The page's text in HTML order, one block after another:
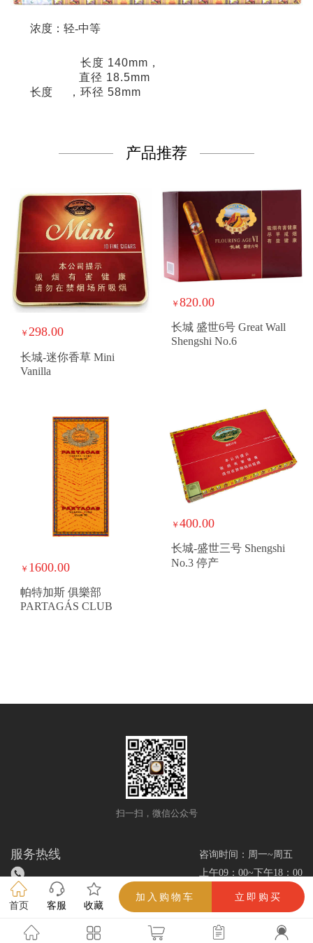
浓度：轻-中等
长度
长度 140mm，
直径 18.5mm
，环径 58mm
首页 客服 收藏
加入购物车 立即购买
产品推荐
￥ 298.00
长城-迷你香草 Mini
Vanilla
￥ 820.00
长城 盛世6号 Great Wall
Shengshi No.6
￥ 1600.00
帕特加斯 俱樂部
PARTAGÁS CLUB
￥ 400.00
长城-盛世三号 Shengshi
No.3 停产
扫一扫，微信公众号
服务热线
咨询时间：周一~周五
上午09：00~下午18：00
雪茄优选网/www.xuejieok.com/所有解释权（吸烟有害健康，未成年人禁止吸